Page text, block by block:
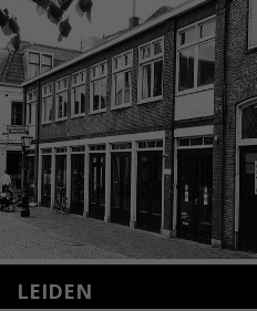
LEIDEN